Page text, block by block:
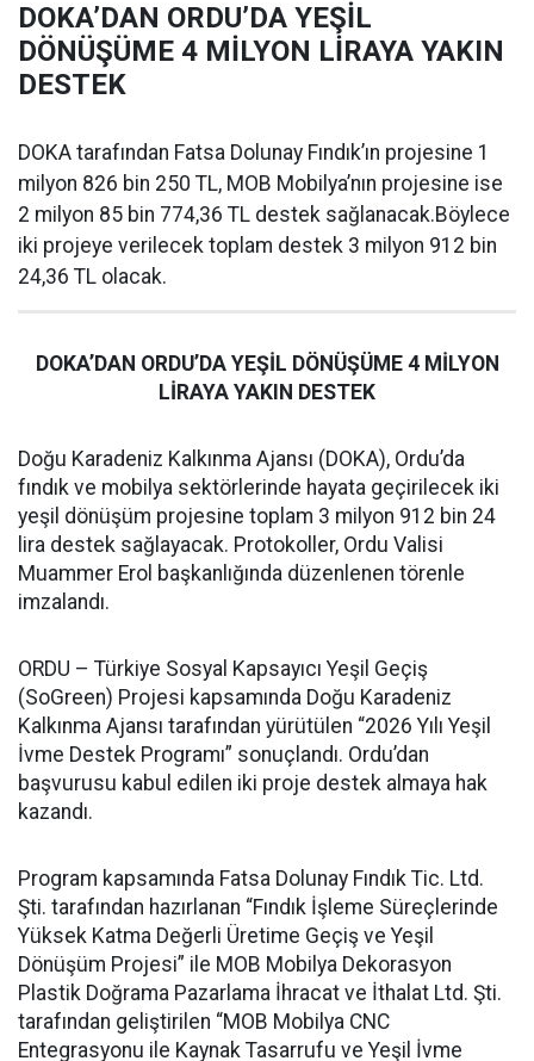
DOKA’DAN ORDU’DA YEŞİL
DÖNÜŞÜME 4 MİLYON LİRAYA YAKIN
DESTEK
DOKA tarafından Fatsa Dolunay Fındık’ın projesine 1
milyon 826 bin 250 TL, MOB Mobilya’nın projesine ise
2 milyon 85 bin 774,36 TL destek sağlanacak.Böylece
iki projeye verilecek toplam destek 3 milyon 912 bin
24,36 TL olacak.
DOKA’DAN ORDU’DA YEŞİL DÖNÜŞÜME 4 MİLYON
LİRAYA YAKIN DESTEK
Doğu Karadeniz Kalkınma Ajansı (DOKA), Ordu’da
fındık ve mobilya sektörlerinde hayata geçirilecek iki
yeşil dönüşüm projesine toplam 3 milyon 912 bin 24
lira destek sağlayacak. Protokoller, Ordu Valisi
Muammer Erol başkanlığında düzenlenen törenle
imzalandı.
ORDU – Türkiye Sosyal Kapsayıcı Yeşil Geçiş
(SoGreen) Projesi kapsamında Doğu Karadeniz
Kalkınma Ajansı tarafından yürütülen “2026 Yılı Yeşil
İvme Destek Programı” sonuçlandı. Ordu’dan
başvurusu kabul edilen iki proje destek almaya hak
kazandı.
Program kapsamında Fatsa Dolunay Fındık Tic. Ltd.
Şti. tarafından hazırlanan “Fındık İşleme Süreçlerinde
Yüksek Katma Değerli Üretime Geçiş ve Yeşil
Dönüşüm Projesi” ile MOB Mobilya Dekorasyon
Plastik Doğrama Pazarlama İhracat ve İthalat Ltd. Şti.
tarafından geliştirilen “MOB Mobilya CNC
Entegrasyonu ile Kaynak Tasarrufu ve Yeşil İvme